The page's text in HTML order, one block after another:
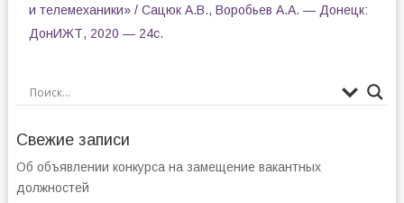
и телемеханики» / Сацюк А.В., Воробьев А.А. — Донецк:
ДонИЖТ, 2020 — 24с.
Свежие записи
Об объявлении конкурса на замещение вакантных
должностей